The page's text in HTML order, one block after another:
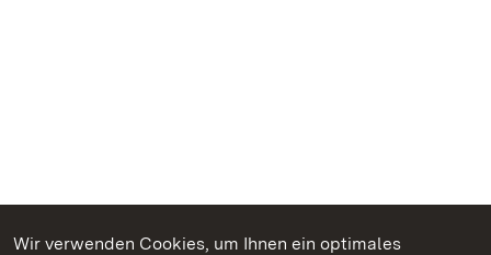
Wir verwenden Cookies, um Ihnen ein optimales